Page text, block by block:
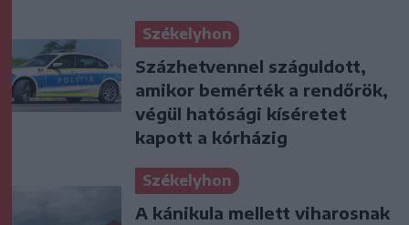
Székelyhon
Százhetvennel száguldott,
amikor bemérték a rendőrök,
végül hatósági kíséretet
kapott a kórházig
Székelyhon
A kánikula mellett viharosnak